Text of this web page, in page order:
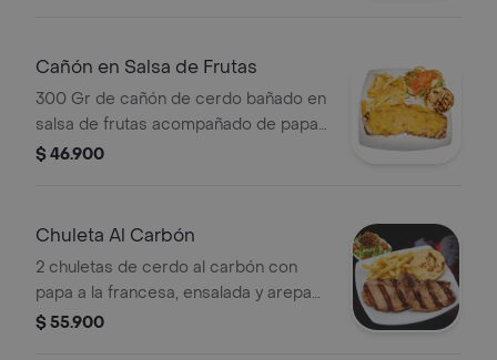
Cañón en Salsa de Frutas
300 Gr de cañón de cerdo bañado en
salsa de frutas acompañado de papa
a la francesa, ensalada y arepa de
$ 46.900
Chuleta Al Carbón
2 chuletas de cerdo al carbón con
papa a la francesa, ensalada y arepa
de queso.
$ 55.900